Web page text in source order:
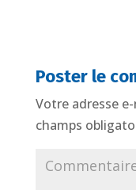
Poster le
Votre adresse
champs